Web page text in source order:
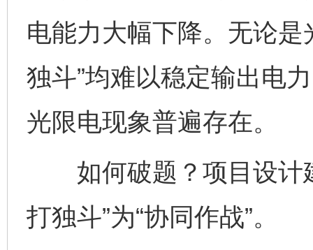
电能力大幅下降。无论
独斗”均难以稳定输出电
光限电现象普遍存在。
如何破题？项目设计
打独斗”为“协同作战”。